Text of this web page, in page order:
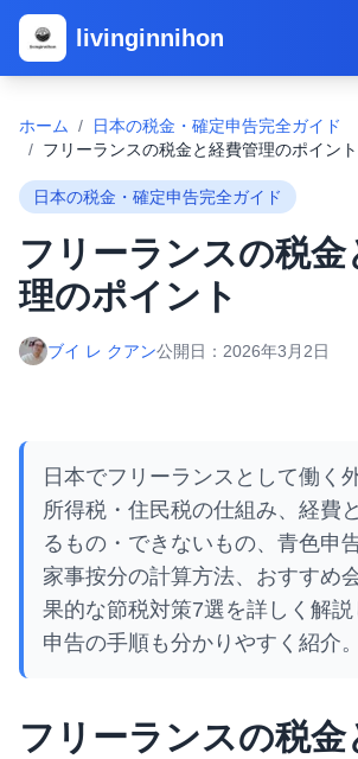
livinginnihon
ホーム /
日本の税金・確定申告完全ガイド
/ フリーランスの税金と経費管理のポイント
日本の税金・確定申告完全ガイド
フリーランスの税金
理のポイント
ブイ レ クアン公開日： 2026年3月2日
日本でフリーランスとして働く
所得税・住民税の仕組み、経費
るもの・できないもの、青色申
家事按分の計算方法、おすすめ
果的な節税対策7選を詳しく解
申告の手順も分かりやすく紹介。
フリーランスの税金